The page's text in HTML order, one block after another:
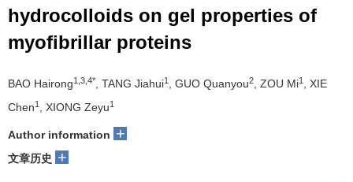
hydrocolloids on gel properties of
myofibrillar proteins
BAO Hairong1,3,4* , TANG Jiahui1 , GUO Quanyou2 , ZOU Mi1
, XIE
Chen1 , XIONG Zeyu1
Author information +
文章历史 +